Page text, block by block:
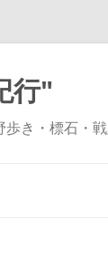
行"
き・標石・